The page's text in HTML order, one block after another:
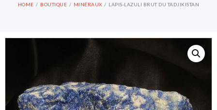
HOME BOUTIQUE MINÉRAUX LAPIS-LAZULI BRUT DU TADJIKISTAN